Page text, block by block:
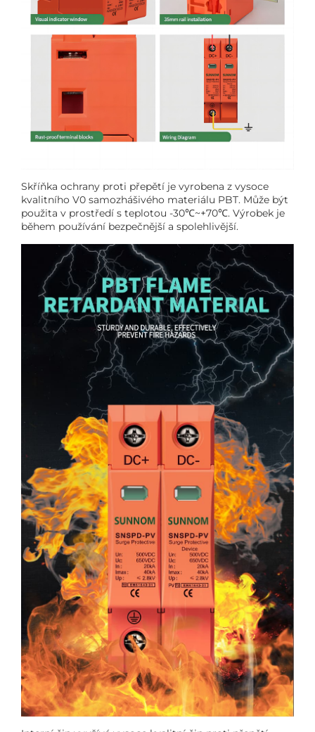
Skříňka ochrany proti přepětí je vyrobena z vysoce
kvalitního V0 samozhášivého materiálu PBT. Může být
použita v prostředí s teplotou -30℃~+70℃. Výrobek je
během používání bezpečnější a spolehlivější.